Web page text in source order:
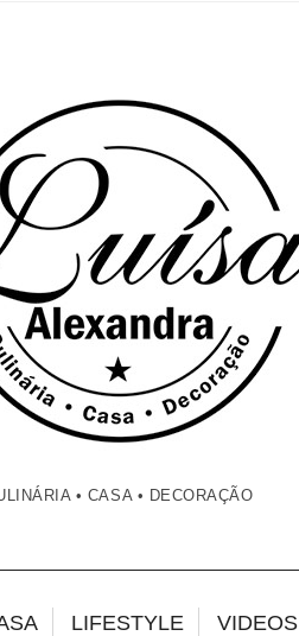
• CASA • DECORAÇÃO
LIFESTYLE VIDEOS